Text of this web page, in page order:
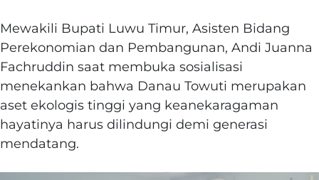
Mewakili Bupati Luwu Timur, Asisten Bidang
Perekonomian dan Pembangunan, Andi Juanna
Fachruddin saat membuka sosialisasi
menekankan bahwa Danau Towuti merupakan
aset ekologis tinggi yang keanekaragaman
hayatinya harus dilindungi demi generasi
mendatang.